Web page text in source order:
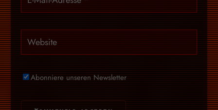
Abonniere unseren Newsletter